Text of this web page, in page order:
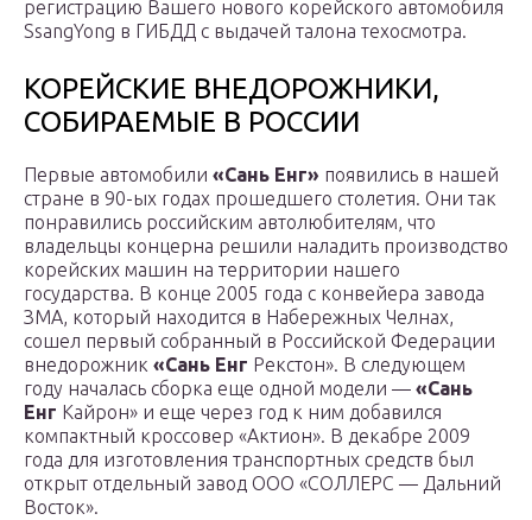
регистрацию Вашего нового корейского автомобиля
SsangYong в ГИБДД с выдачей талона техосмотра.
КОРЕЙСКИЕ ВНЕДОРОЖНИКИ,
СОБИРАЕМЫЕ В РОССИИ
Первые автомобили «Сань Енг» появились в нашей
стране в 90-ых годах прошедшего столетия. Они так
понравились российским автолюбителям, что
владельцы концерна решили наладить производство
корейских машин на территории нашего
государства. В конце 2005 года с конвейера завода
ЗМА, который находится в Набережных Челнах,
сошел первый собранный в Российской Федерации
внедорожник «Сань Енг Рекстон». В следующем
году началась сборка еще одной модели — «Сань
Енг Кайрон» и еще через год к ним добавился
компактный кроссовер «Актион». В декабре 2009
года для изготовления транспортных средств был
открыт отдельный завод ООО «СОЛЛЕРС — Дальний
Восток».